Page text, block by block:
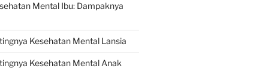
Mental Ibu: Dampaknya
Kesehatan Mental Lansia
Kesehatan Mental Anak